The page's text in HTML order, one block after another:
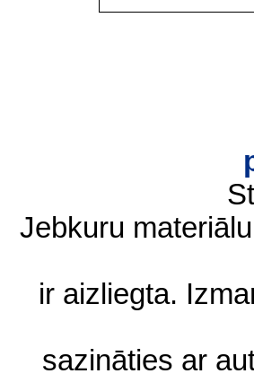
Jebkuru
ir aizliegta.
sazināties ar